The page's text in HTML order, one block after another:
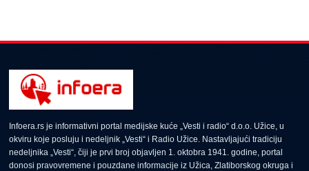
Infoera.rs je informativni portal medijske kuće „Vesti i radio“ d.o.o. Užice, u
okviru koje posluju i nedeljnik „Vesti“ i Radio Užice. Nastavljajući tradiciju
nedeljnika „Vesti“, čiji je prvi broj objavljen 1. oktobra 1941. godine, portal
donosi pravovremene i pouzdane informacije iz Užica, Zlatiborskog okruga i